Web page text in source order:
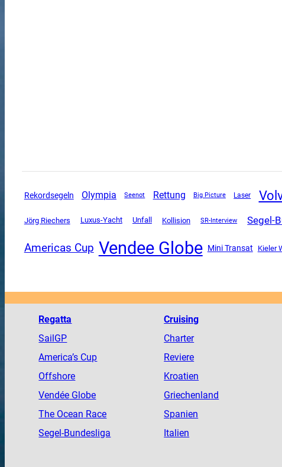
Rekordsegeln Olympia Seenot Rettung Big Picture Laser
Jörg Riechers Luxus-Yacht Unfall Kollision SR-Interview Segel-
Americas Cup Vendee Globe Mini Transat Kieler
Regatta
SailGP
America’s Cup
Offshore
Vendée Globe
The Ocean Race
Segel-Bundesliga
Cruising
Charter
Reviere
Kroatien
Griechenland
Spanien
Italien